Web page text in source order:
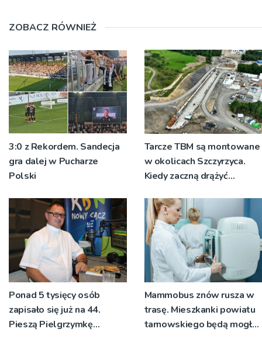
ZOBACZ RÓWNIEŻ
3:0 z Rekordem. Sandecja
gra dalej w Pucharze
Polski
Tarcze TBM są montowane
w okolicach Szczyrzyca.
Kiedy zaczną drążyć
Ponad 5 tysięcy osób
zapisało się już na 44.
Pieszą Pielgrzymkę
Mammobus znów rusza w
trasę. Mieszkanki powiatu
tarnowskiego będą mogły